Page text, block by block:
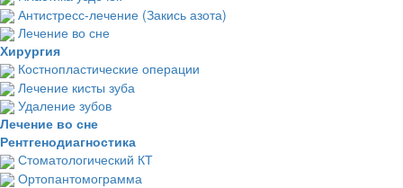
Антистресс-лечение (Закись азота)
Лечение во сне
Хирургия
Костнопластические операции
Лечение кисты зуба
Удаление зубов
Лечение во сне
Рентгенодиагностика
Стоматологический КТ
Ортопантомограмма